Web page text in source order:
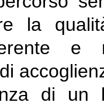
la
e
di un